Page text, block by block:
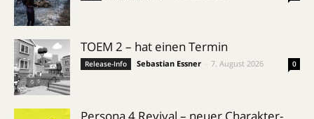
TOEM 2 – hat einen Termin
Release-Info Sebastian Essner 7. August 2026 0